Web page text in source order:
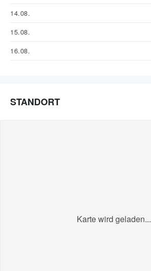
14.08.
15.08.
16.08.
STANDORT
Karte wird geladen...